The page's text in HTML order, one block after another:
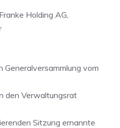
Holding AG,
Generalversammlung vom
den Verwaltungsrat
Sitzung ernannte